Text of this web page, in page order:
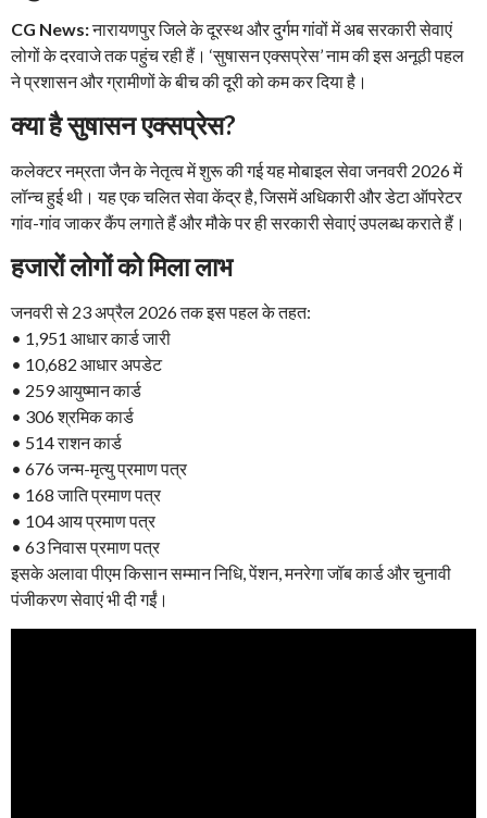
CG News:नारायणपुर जिले के दूरस्थ और दुर्गम गांवों में अब सरकारी सेवाएं
लोगों के दरवाजे तक पहुंच रही हैं। ‘सुषासन एक्सप्रेस’ नाम की इस अनूठी पहल
ने प्रशासन और ग्रामीणों के बीच की दूरी को कम कर दिया है।
क्या है सुषासन एक्सप्रेस?
कलेक्टर नम्रता जैन के नेतृत्व में शुरू की गई यह मोबाइल सेवा जनवरी 2026 में
लॉन्च हुई थी। यह एक चलित सेवा केंद्र है, जिसमें अधिकारी और डेटा ऑपरेटर
गांव-गांव जाकर कैंप लगाते हैं और मौके पर ही सरकारी सेवाएं उपलब्ध कराते हैं।
हजारों लोगों को मिला लाभ
जनवरी से 23 अप्रैल 2026 तक इस पहल के तहत:
• 1,951 आधार कार्ड जारी
• 10,682 आधार अपडेट
• 259 आयुष्मान कार्ड
• 306 श्रमिक कार्ड
• 514 राशन कार्ड
• 676 जन्म-मृत्यु प्रमाण पत्र
• 168 जाति प्रमाण पत्र
• 104 आय प्रमाण पत्र
• 63 निवास प्रमाण पत्र
इसके अलावा पीएम किसान सम्मान निधि, पेंशन, मनरेगा जॉब कार्ड और चुनावी
पंजीकरण सेवाएं भी दी गईं।